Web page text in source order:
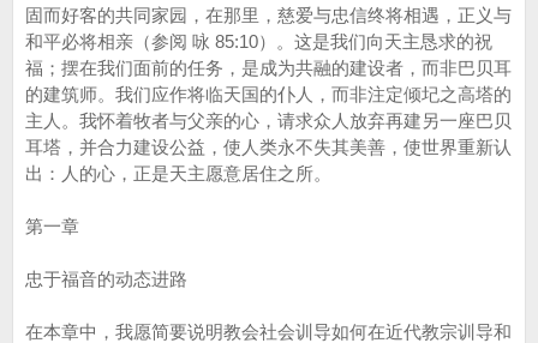
固而好客的共同家园，在那里，慈爱与忠信终将相遇，正义与
和平必将相亲（参阅 咏 85:10）。这是我们向天主恳求的祝
福；摆在我们面前的任务，是成为共融的建设者，而非巴贝耳
的建筑师。我们应作将临天国的仆人，而非注定倾圮之高塔的
主人。我怀着牧者与父亲的心，请求众人放弃再建另一座巴贝
耳塔，并合力建设公益，使人类永不失其美善，使世界重新认
出：人的心，正是天主愿意居住之所。
第一章
忠于福音的动态进路
在本章中，我愿简要说明教会社会训导如何在近代教宗训导和